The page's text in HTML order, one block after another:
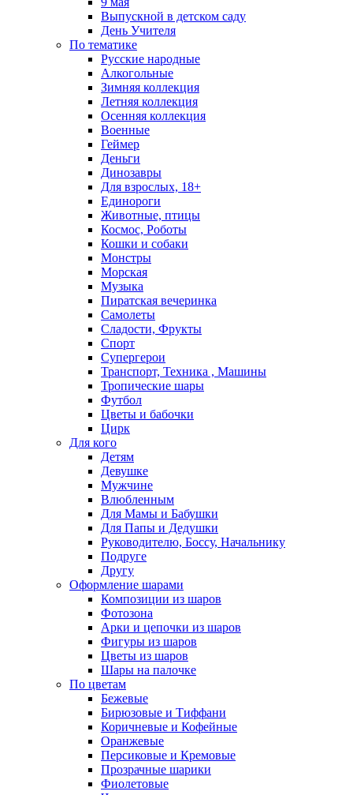
Выпускной в детском саду
День Учителя
По тематике
Русские народные
Алкогольные
Зимняя коллекция
Летняя коллекция
Осенняя коллекция
Военные
Геймер
Деньги
Динозавры
Для взрослых, 18+
Единороги
Животные, птицы
Космос, Роботы
Кошки и собаки
Монстры
Морская
Музыка
Пиратская вечеринка
Самолеты
Сладости, Фрукты
Спорт
Супергерои
Транспорт, Техника , Машины
Тропические шары
Футбол
Цветы и бабочки
Цирк
Для кого
Детям
Девушке
Мужчине
Влюбленным
Для Мамы и Бабушки
Для Папы и Дедушки
Руководителю, Боссу, Начальнику
Подруге
Другу
Оформление шарами
Композиции из шаров
Фотозона
Арки и цепочки из шаров
Фигуры из шаров
Цветы из шаров
Шары на палочке
По цветам
Бежевые
Бирюзовые и Тиффани
Коричневые и Кофейные
Оранжевые
Персиковые и Кремовые
Прозрачные шарики
Фиолетовые